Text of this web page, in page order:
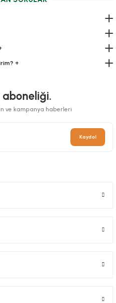
+
aboneliği.
ve kampanya haberleri
Kaydol